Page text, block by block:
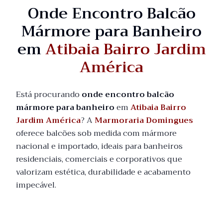
Onde Encontro Balcão
Mármore para Banheiro
emAtibaia Bairro Jardim
América
Está procurando onde encontro balcão
mármore para banheiroemAtibaia Bairro
Jardim América? AMarmoraria Domingues
oferece balcões sob medida com mármore
nacional e importado, ideais para banheiros
residenciais, comerciais e corporativos que
valorizam estética, durabilidade e acabamento
impecável.